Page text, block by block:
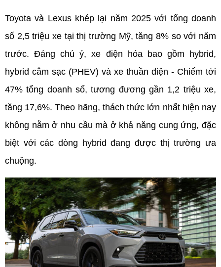
Toyota và Lexus khép lại năm 2025 với tổng doanh
số 2,5 triệu xe tại thị trường Mỹ, tăng 8% so với năm
trước. Đáng chú ý, xe điện hóa bao gồm hybrid,
hybrid cắm sạc (PHEV) và xe thuần điện - Chiếm tới
47% tổng doanh số, tương đương gần 1,2 triệu xe,
tăng 17,6%. Theo hãng, thách thức lớn nhất hiện nay
không nằm ở nhu cầu mà ở khả năng cung ứng, đặc
biệt với các dòng hybrid đang được thị trường ưa
chuộng.